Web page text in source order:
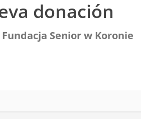
donación
Fundacja Senior w Koronie